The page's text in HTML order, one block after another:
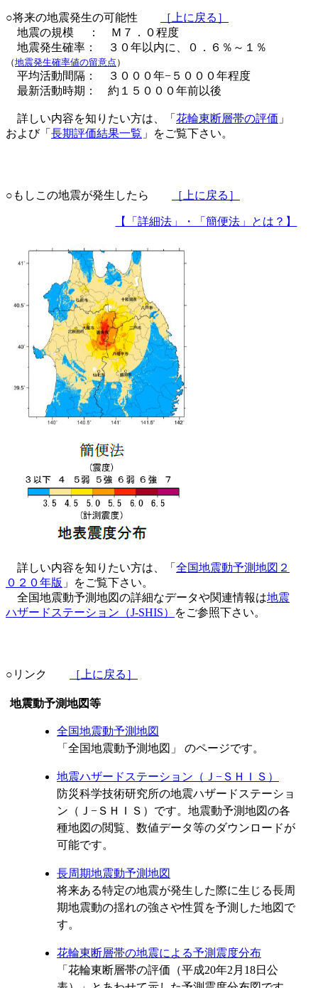
○将来の地震発生の可能性
［上に戻る］
地震の規模 ： Ｍ７．０程度
地震発生確率： ３０年以内に、０．６％～１％
（地震発生確率値の留意点 ）
平均活動間隔： ３０００年−５０００年程度
最新活動時期： 約１５０００年前以後
詳しい内容を知りたい方は、「 花輪東断層帯の評価 」
および「 長期評価結果一覧 」をご覧下さい。
○もしこの地震が発生したら ［上に戻る］
【「詳細法」・「簡便法」とは？】
詳しい内容を知りたい方は、「 全国地震動予測地図２
０２０年版 」をご覧下さい。
全国地震動予測地図の詳細なデータや関連情報は地震
ハザードステーション（J-SHIS）
をご参照下さい。
○リンク ［上に戻る］
震動予測地図等
全国地震動予測地図
「全国地震動予測地図」 のページです。
地震ハザードステーション（Ｊ−ＳＨＩＳ）
防災科学技術研究所の地震ハザードステーショ
ン（Ｊ−ＳＨＩＳ）です。地震動予測地図の各
種地図の閲覧、数値データ等のダウンロードが
可能です。
長周期地震動予測地図
将来ある特定の地震が発生した際に生じる長周
期地震動の揺れの強さや性質を予測した地図で
す。
花輪東断層帯の地震による予測震度分布
「花輪東断層帯の評価（平成20年2月18日公